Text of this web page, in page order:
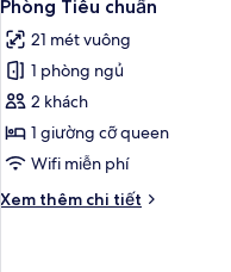
dùng
để
lọc
tìm
phòng
tất
cả
ảnh
Phòng
Tiêu
chuẩn
Phòng Tiêu chuẩn
21 mét vuông
1 phòng ngủ
2 khách
1 giường cỡ queen
Wifi miễn phí
Xem thêm chi tiết
Chi